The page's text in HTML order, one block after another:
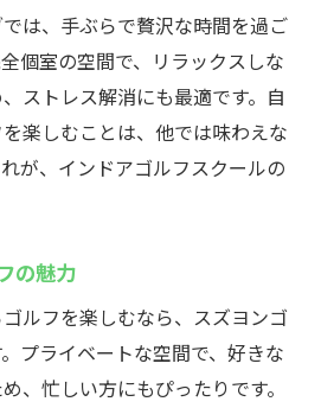
は、手ぶらで贅沢な時間を過ご
個室の空間で、リラックスしな
ストレス解消にも最適です。自
楽しむことは、他では味わえな
が、インドアゴルフスクールの
の魅力
ルフを楽しむなら、スズヨンゴ
プライベートな空間で、好きな
、忙しい方にもぴったりです。